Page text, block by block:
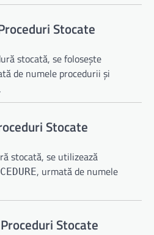
Stocate
stocată, se folosește
de numele procedurii și
Stocate
stocată, se utilizează
, urmată de numele
Stocate